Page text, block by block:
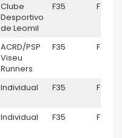
Clube
Desportivo
de Leomil
F35 F
ACRD/PSP
Viseu
Runners
F35 F
Individual F35 F
Individual F35 F